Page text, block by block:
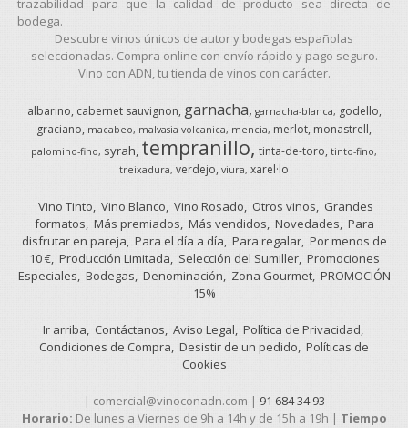
trazabilidad para que la calidad de producto sea directa de
bodega.
Descubre vinos únicos de autor y bodegas españolas
seleccionadas. Compra online con envío rápido y pago seguro.
Vino con ADN, tu tienda de vinos con carácter.
albarino cabernet sauvignon garnacha garnacha-blanca godello
graciano macabeo malvasia volcanica mencia merlot monastrell
palomino-fino syrah tempranillo tinta-de-toro tinto-fino
treixadura verdejo viura xarel·lo
Vino Tinto Vino Blanco Vino Rosado Otros vinos
Grandes
formatos Más premiados Más vendidos Novedades Para
disfrutar en pareja Para el día a día Para regalar Por menos de
10 € Producción Limitada Selección del Sumiller Promociones
Especiales Bodegas Denominación Zona Gourmet PROMOCIÓN
15%
Ir arriba Contáctanos Aviso Legal Política de Privacidad
Condiciones de Compra Desistir de un pedido Políticas de
Cookies
| comercial@vinoconadn.com | 91 684 34 93
Horario: De lunes a Viernes de 9h a 14h y de 15h a 19h | Tiempo